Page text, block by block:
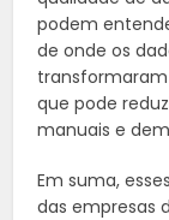
podem
de onde os
que pode
manuais e
Em suma,
das empresas